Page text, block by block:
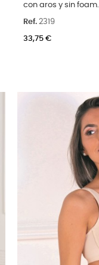
90C
95C 100C
Color
Arena
con aros y sin foam.
Ref. 2319
33,75 €